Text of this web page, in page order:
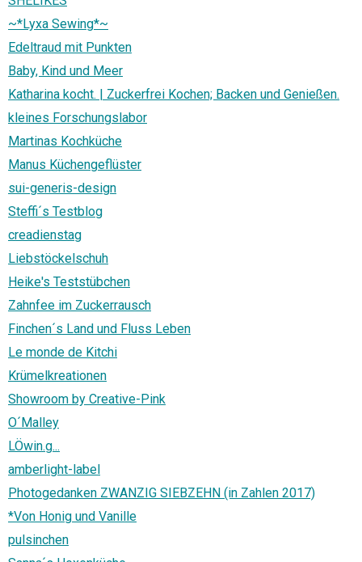
~*Lyxa Sewing*~
Edeltraud mit Punkten
Baby, Kind und Meer
Katharina kocht. | Zuckerfrei Kochen; Backen und Genießen.
kleines Forschungslabor
Martinas Kochküche
Manus Küchengeflüster
sui-generis-design
Steffi´s Testblog
creadienstag
Liebstöckelschuh
Heike's Teststübchen
Zahnfee im Zuckerrausch
Finchen´s Land und Fluss Leben
Le monde de Kitchi
Krümelkreationen
Showroom by Creative-Pink
O´Malley
LÖwin.g...
amberlight-label
Photogedanken ZWANZIG SIEBZEHN (in Zahlen 2017)
*Von Honig und Vanille
pulsinchen